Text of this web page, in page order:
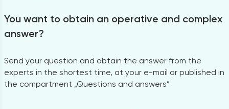
You want to obtain an operative and complex
answer?
Send your question and obtain the answer from the
experts in the shortest time, at your e-mail or published in
the compartment „Questions and answers”